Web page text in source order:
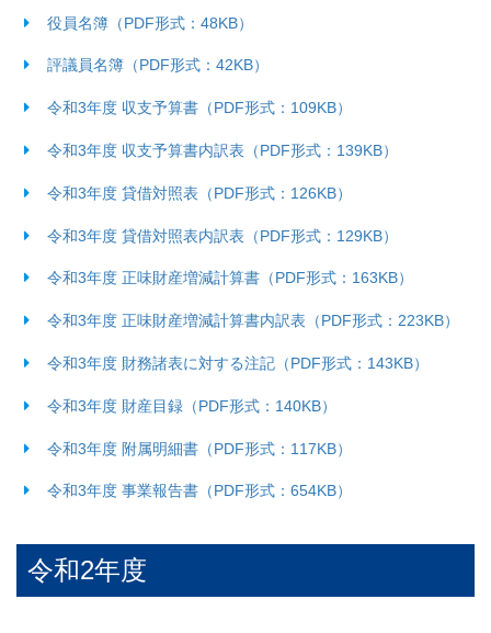
役員名簿（PDF形式：48KB）
評議員名簿（PDF形式：42KB）
令和3年度 収支予算書（PDF形式：109KB）
令和3年度 収支予算書内訳表（PDF形式：139KB）
令和3年度 貸借対照表（PDF形式：126KB）
令和3年度 貸借対照表内訳表（PDF形式：129KB）
令和3年度 正味財産増減計算書（PDF形式：163KB）
令和3年度 正味財産増減計算書内訳表（PDF形式：223KB）
令和3年度 財務諸表に対する注記（PDF形式：143KB）
令和3年度 財産目録（PDF形式：140KB）
令和3年度 附属明細書（PDF形式：117KB）
令和3年度 事業報告書（PDF形式：654KB）
令和2年度